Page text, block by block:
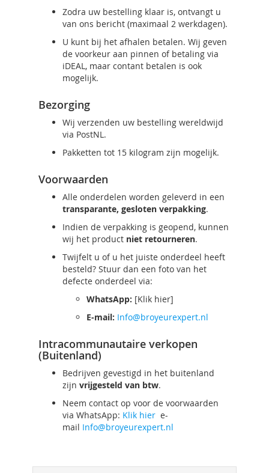
Zodra uw bestelling klaar is, ontvangt u
van ons bericht (maximaal 2 werkdagen).
U kunt bij het afhalen betalen. Wij geven
de voorkeur aan pinnen of betaling via
iDEAL, maar contant betalen is ook
mogelijk.
Bezorging
Wij verzenden uw bestelling wereldwijd
via PostNL.
Pakketten tot 15 kilogram zijn mogelijk.
Voorwaarden
Alle onderdelen worden geleverd in een
transparante, gesloten verpakking.
Indien de verpakking is geopend, kunnen
wij het product niet retourneren.
Twijfelt u of u het juiste onderdeel heeft
besteld? Stuur dan een foto van het
defecte onderdeel via:
WhatsApp: [Klik hier]
E-mail: Info@broyeurexpert.nl
Intracommunautaire verkopen
(Buitenland)
Bedrijven gevestigd in het buitenland
zijn vrijgesteld van btw.
Neem contact op voor de voorwaarden
via WhatsApp: Klik hier e-
mail Info@broyeurexpert.nl